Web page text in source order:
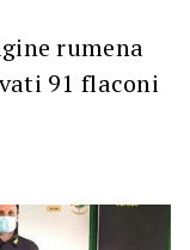
rumena
91 flaconi